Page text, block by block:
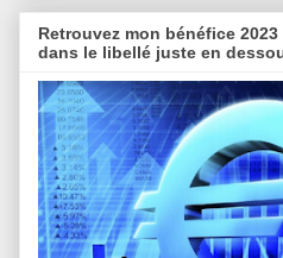
Retrouvez mon bénéfice
dans le libellé juste en